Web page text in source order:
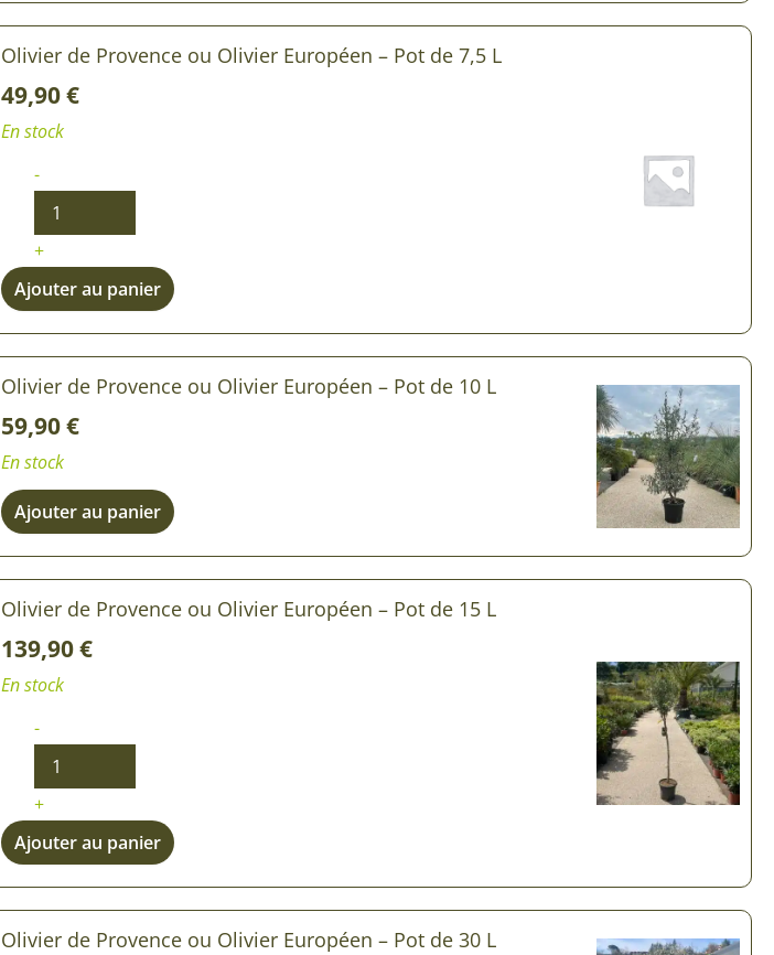
Semences & Graines Spéciales Fraîcheur
d’Antan
Olivier de Provence ou Olivier Européen – Pot de 7,5 L
49,90€
En stock
-
+
Ajouter au panier
Olivier de Provence ou Olivier Européen – Pot de 10 L
59,90€
En stock
Ajouter au panier
Olivier de Provence ou Olivier Européen – Pot de 15 L
139,90€
En stock
-
+
Ajouter au panier
Olivier de Provence ou Olivier Européen – Pot de 30 L